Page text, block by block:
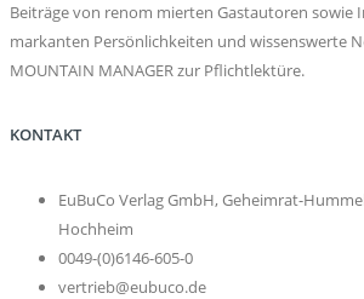
Beiträge von renom mierten Gastautoren sowie
markanten Persönlichkeiten und wissenswerte
MOUNTAIN MANAGER zur Pflichtlektüre.
KONTAKT
EuBuCo Verlag GmbH, Geheimrat-
Hochheim
0049-(0)6146-605-0
vertrieb@eubuco.de